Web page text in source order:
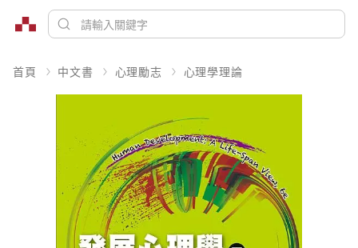
首頁 中文書 心理勵志 心理學理論